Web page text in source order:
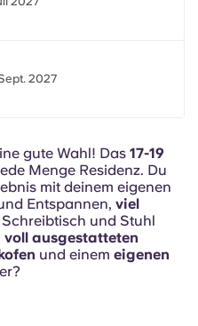
2027
gute Wahl! Das 17-19
Menge Residenz. Du
mit deinem eigenen
Entspannen, viel
Schreibtisch und Stuhl
voll ausgestatteten
und einem eigenen